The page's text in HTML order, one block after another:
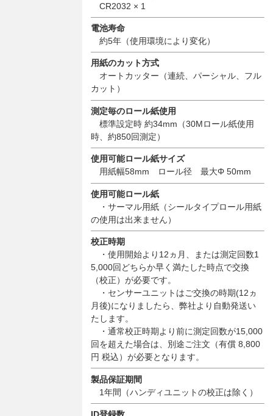
CR2032 × 1
電池寿命
約5年（使用環境により変化）
用紙のカット方式
オートカッター（連続、パーシャル、フル
カット）
測定毎のロール紙使用
標準設定時 約34mm（30Mロール紙使用
時、約850回測定）
使用可能ロール紙サイズ
用紙幅58mm ロール径 最大Φ 50mm
使用可能ロール紙
・サーマル用紙（シールタイプロール用紙
の使用は出来ません）
校正時期
・使用開始より12ヵ月、または測定回数1
5,000回どちらか早く満たした時点で交換
（校正）が必要です。
・センサーユニットはご交換の時期(12ヵ
月後)になりましたら、弊社より自動発送い
たします。
・通常校正時期より前に測定回数が15,000
回を超えた場合は、別途ご注文（有償 8,800
円 税込）が必要となります。
製品保証期間
1年間（ハンディユニットの校正は除く）